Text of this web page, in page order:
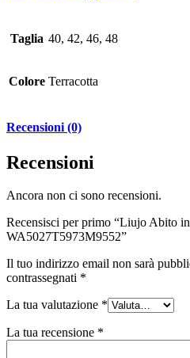
Taglia 40, 42, 46, 48
Colore Terracotta
Recensioni (0)
Recensioni
Ancora non ci sono recensioni.
Recensisci per primo “Liujo Abito
WA5027T5973M9552”
Il tuo indirizzo email non sarà
contrassegnati *
La tua valutazione *
La tua recensione *